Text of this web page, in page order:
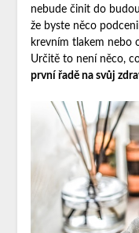
nebude činit do
že byste něco
krevním tlakem nebo
Určitě to není něco,
první řadě na svůj